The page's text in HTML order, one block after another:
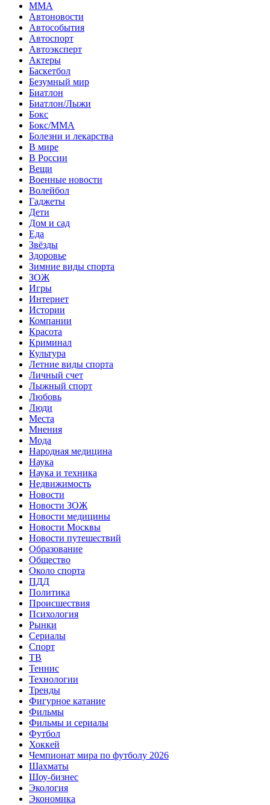
MMA
Автоновости
Автособытия
Автоспорт
Автоэксперт
Актеры
Баскетбол
Безумный мир
Биатлон
Биатлон/Лыжи
Бокс
Бокс/MMA
Болезни и лекарства
В мире
В России
Вещи
Военные новости
Волейбол
Гаджеты
Дети
Дом и сад
Еда
Звёзды
Здоровье
Зимние виды спорта
ЗОЖ
Игры
Интернет
Истории
Компании
Красота
Криминал
Культура
Летние виды спорта
Личный счет
Лыжный спорт
Любовь
Люди
Места
Мнения
Мода
Народная медицина
Наука
Наука и техника
Недвижимость
Новости
Новости ЗОЖ
Новости медицины
Новости Москвы
Новости путешествий
Образование
Общество
Около спорта
ПДД
Политика
Происшествия
Психология
Рынки
Сериалы
Спорт
ТВ
Теннис
Технологии
Тренды
Фигурное катание
Фильмы
Фильмы и сериалы
Футбол
Хоккей
Чемпионат мира по футболу 2026
Шахматы
Шоу-бизнес
Экология
Экономика